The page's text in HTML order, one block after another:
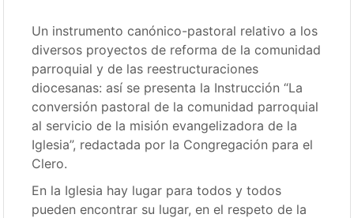
Un instrumento canónico-pastoral relativo a los
diversos proyectos de reforma de la comunidad
parroquial y de las reestructuraciones
diocesanas: así se presenta la Instrucción “La
conversión pastoral de la comunidad parroquial
al servicio de la misión evangelizadora de la
Iglesia”, redactada por la Congregación para el
Clero.
En la Iglesia hay lugar para todos y todos
pueden encontrar su lugar, en el respeto de la